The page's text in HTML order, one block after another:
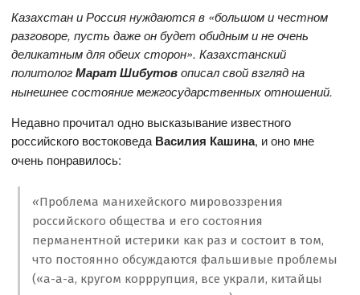
Казахстан и Россия нуждаются в «большом и честном
разговоре, пусть даже он будет обидным и не очень
деликатным для обеих сторон». Казахстанский
политологМарат Шибутовописал свой взгляд на
нынешнее состояние межгосударственных отношений.
Недавно прочитал одно высказывание известного
российского востоковеда Василия Кашина, и оно мне
очень понравилось:
«Проблема манихейского мировоззрения
российского общества и его состояния
перманентной истерики как раз и состоит в том,
что постоянно обсуждаются фальшивые проблемы
(«а-а-а, кругом корррупция, все украли, китайцы